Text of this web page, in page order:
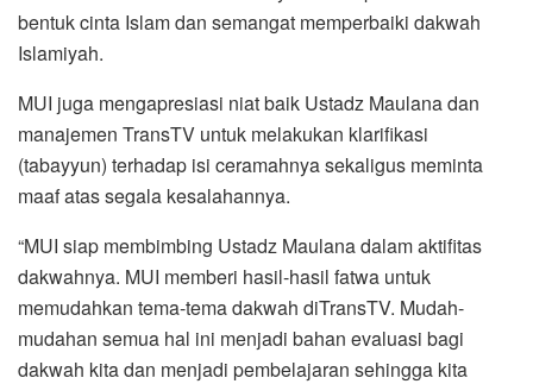
bentuk cinta Islam dan semangat memperbaiki dakwah
Islamiyah.
MUI juga mengapresiasi niat baik Ustadz Maulana dan
manajemen TransTV untuk melakukan klarifikasi
(tabayyun) terhadap isi ceramahnya sekaligus meminta
maaf atas segala kesalahannya.
“MUI siap membimbing Ustadz Maulana dalam aktifitas
dakwahnya. MUI memberi hasil-hasil fatwa untuk
memudahkan tema-tema dakwah diTransTV. Mudah-
mudahan semua hal ini menjadi bahan evaluasi bagi
dakwah kita dan menjadi pembelajaran sehingga kita